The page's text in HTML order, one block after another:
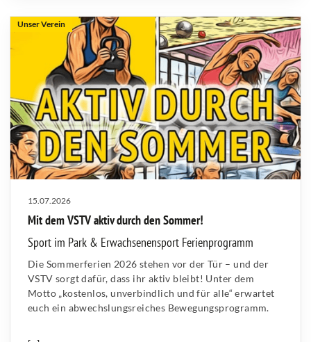
Unser Verein
15.07.2026
Mit dem VSTV aktiv durch den Sommer!
Sport im Park & Erwachsenensport Ferienprogramm
Die Sommerferien 2026 stehen vor der Tür – und der
VSTV sorgt dafür, dass ihr aktiv bleibt! Unter dem
Motto „kostenlos, unverbindlich und für alle“ erwartet
euch ein abwechslungsreiches Bewegungsprogramm.